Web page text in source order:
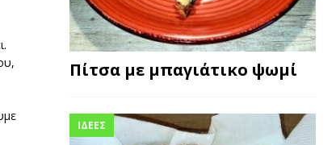
Πίτσα με μπαγιάτικο ψωμί
ΙΔΕΕΣ